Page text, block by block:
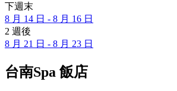
下週末
8 月 14 日 - 8 月 16 日
2 週後
8 月 21 日 - 8 月 23 日
台南Spa 飯店